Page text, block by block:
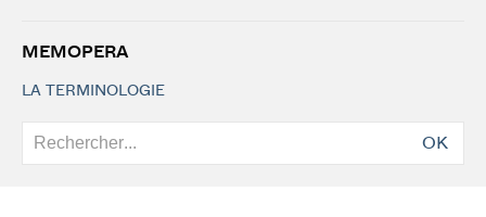
MEMOPERA
LA TERMINOLOGIE
OK